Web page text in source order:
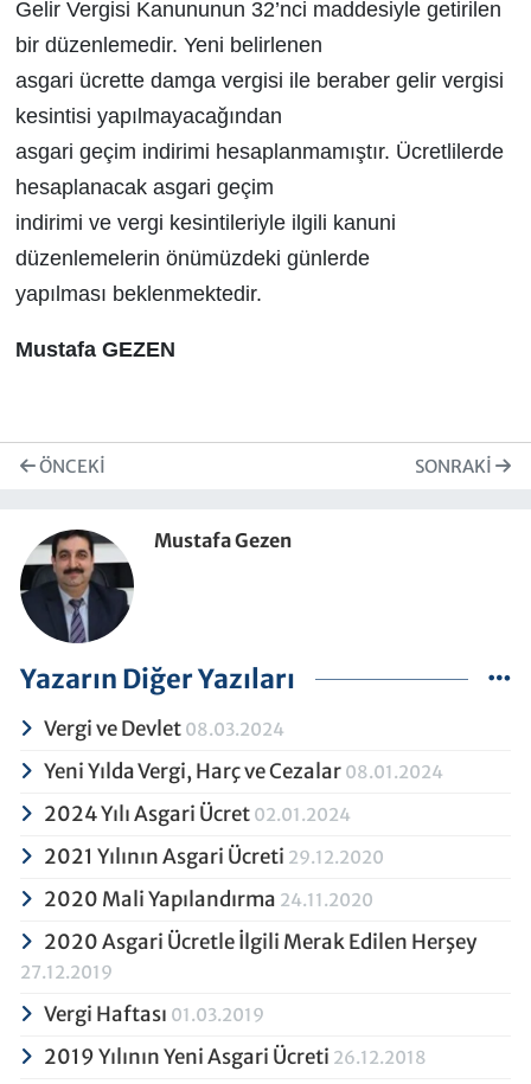
Gelir Vergisi Kanununun 32’nci maddesiyle getirilen
bir düzenlemedir. Yeni belirlenen
asgari ücrette damga vergisi ile beraber gelir vergisi
kesintisi yapılmayacağından
asgari geçim indirimi hesaplanmamıştır. Ücretlilerde
hesaplanacak asgari geçim
indirimi ve vergi kesintileriyle ilgili kanuni
düzenlemelerin önümüzdeki günlerde
yapılması beklenmektedir.
Mustafa GEZEN
ÖNCEKI SONRAKI
Mustafa Gezen
Yazarın Diğer Yazıları
Vergi ve Devlet 08.03.2024
Yeni Yılda Vergi, Harç ve Cezalar 08.01.2024
2024 Yılı Asgari Ücret 02.01.2024
2021 Yılının Asgari Ücreti 29.12.2020
2020 Mali Yapılandırma 24.11.2020
2020 Asgari Ücretle İlgili Merak Edilen Herşey
27.12.2019
Vergi Haftası 01.03.2019
2019 Yılının Yeni Asgari Ücreti 26.12.2018